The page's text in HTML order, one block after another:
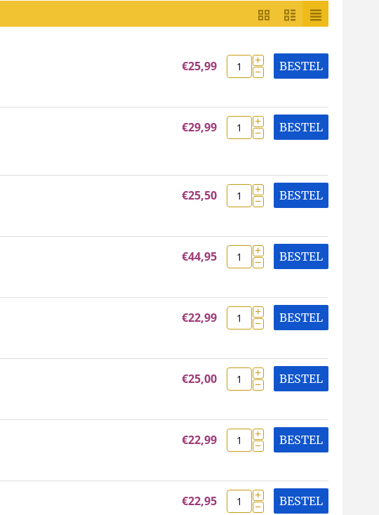
€25,99 +
− BESTEL
€29,99 +
− BESTEL
€25,50 +
− BESTEL
€44,95 +
− BESTEL
€22,99 +
− BESTEL
€25,00 +
− BESTEL
€22,99 +
− BESTEL
€22,95 +
− BESTEL